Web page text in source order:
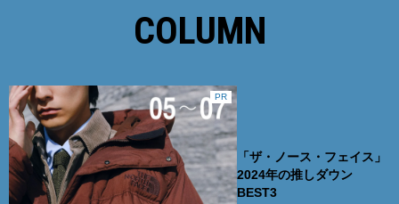
COLUMN
PR
「ザ・ノース・フェイス」
2024年の推しダウン
BEST3